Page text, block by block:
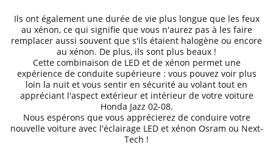
Ils ont également une durée de vie plus longue que les feux
au xénon, ce qui signifie que vous n'aurez pas à les faire
remplacer aussi souvent que s'ils étaient halogène ou encore
au xénon. De plus, ils sont plus beaux !
Cette combinaison de LED et de xénon permet une
expérience de conduite supérieure: vous pouvez voir plus
loin la nuit et vous sentir en sécurité au volant tout en
appréciant l'aspect extérieur et intérieur de votre voiture
Honda Jazz 02-08.
Nous espérons que vous apprécierez de conduirevotre
nouvelle voiture avec l'éclairage LED et xénon Osram ou Next-
Tech !